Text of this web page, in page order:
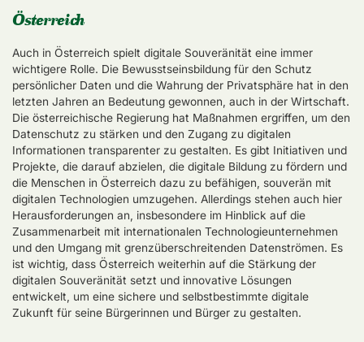
Österreich
Auch in Österreich spielt digitale Souveränität eine immer
wichtigere Rolle. Die Bewusstseinsbildung für den Schutz
persönlicher Daten und die Wahrung der Privatsphäre hat in den
letzten Jahren an Bedeutung gewonnen, auch in der Wirtschaft.
Die österreichische Regierung hat Maßnahmen ergriffen, um den
Datenschutz zu stärken und den Zugang zu digitalen
Informationen transparenter zu gestalten. Es gibt Initiativen und
Projekte, die darauf abzielen, die digitale Bildung zu fördern und
die Menschen in Österreich dazu zu befähigen, souverän mit
digitalen Technologien umzugehen. Allerdings stehen auch hier
Herausforderungen an, insbesondere im Hinblick auf die
Zusammenarbeit mit internationalen Technologieunternehmen
und den Umgang mit grenzüberschreitenden Datenströmen. Es
ist wichtig, dass Österreich weiterhin auf die Stärkung der
digitalen Souveränität setzt und innovative Lösungen
entwickelt, um eine sichere und selbstbestimmte digitale
Zukunft für seine Bürgerinnen und Bürger zu gestalten.